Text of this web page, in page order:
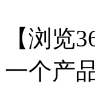
【浏
一个产